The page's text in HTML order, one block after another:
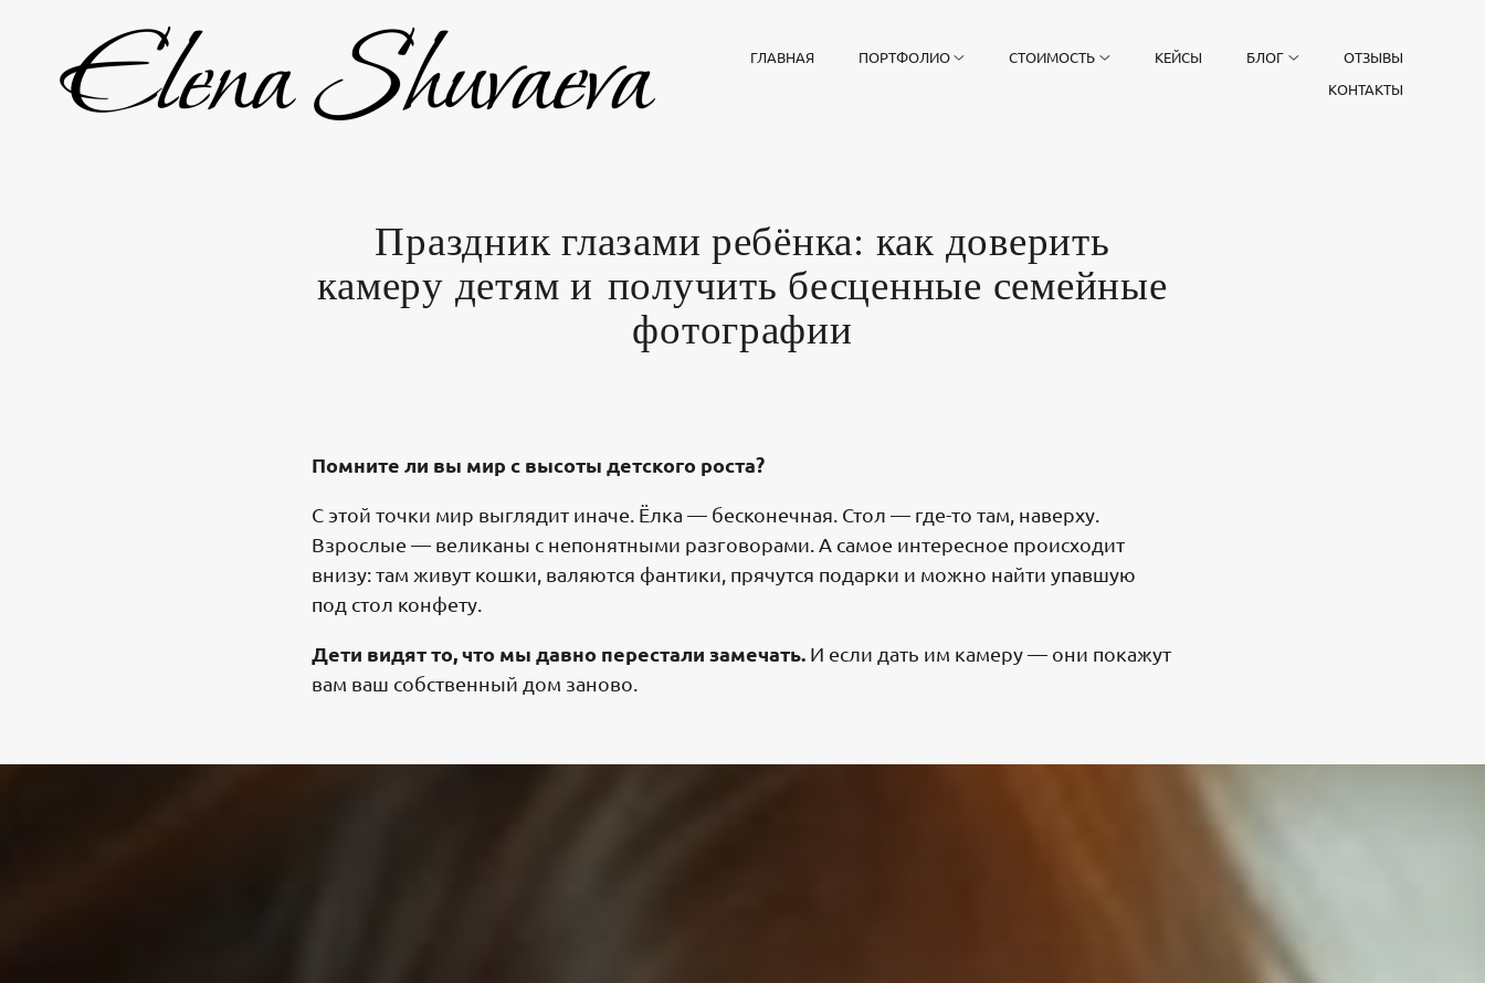
ГЛАВНАЯ ПОРТФОЛИО СТОИМОСТЬ КЕЙСЫ БЛОГ
ОТЗЫВЫ
КОНТАКТЫ
Праздник глазами ребёнка: как доверить
камеру детям и получить бесценные семейные
фотографии
Помните ли вы мир с высоты детского роста?
С этой точки мир выглядит иначе. Ёлка — бесконечная. Стол — где-то там, наверху.
Взрослые — великаны с непонятными разговорами. А самое интересное происходит
внизу: там живут кошки, валяются фантики, прячутся подарки и можно найти упавшую
под стол конфету.
Дети видят то, что мы давно перестали замечать. И если дать им камеру — они покажут
вам ваш собственный дом заново.